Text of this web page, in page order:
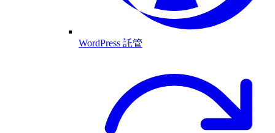
WordPress 託管